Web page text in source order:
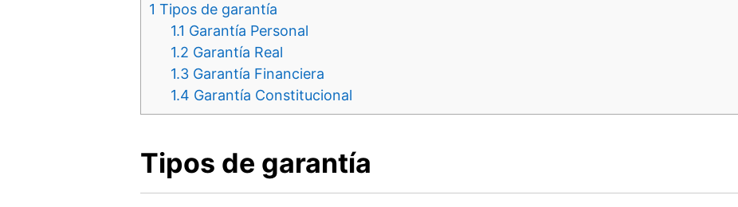
1 Tipos de garantía
1.1 Garantía Personal
1.2 Garantía Real
1.3 Garantía Financiera
1.4 Garantía Constitucional
Tipos de garantía